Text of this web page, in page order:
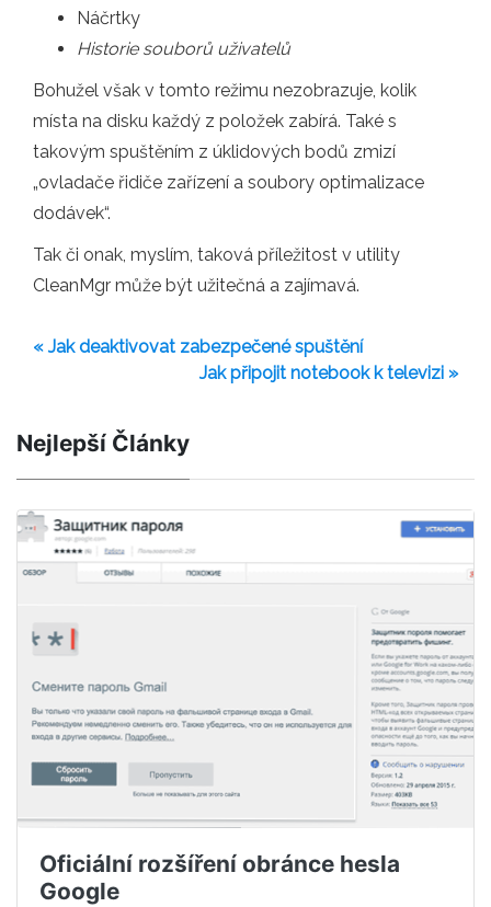
Náčrtky
Historie souborů uživatelů
Bohužel však v tomto režimu nezobrazuje, kolik
místa na disku každý z položek zabírá. Také s
takovým spuštěním z úklidových bodů zmizí
„ovladače řidiče zařízení a soubory optimalizace
dodávek“.
Tak či onak, myslím, taková příležitost v utility
CleanMgr může být užitečná a zajímavá.
« Jak deaktivovat zabezpečené spuštění
Jak připojit notebook k televizi »
Nejlepší Články
Oficiální rozšíření obránce hesla
Google